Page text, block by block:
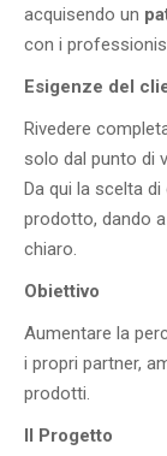
acquisendo un
con i
Esigenze del
Rivedere
solo dal punto di
Da qui la scelta
prodotto, dando
chiaro.
Obiettivo
Aumentare la
i propri partner,
prodotti.
Il Progetto